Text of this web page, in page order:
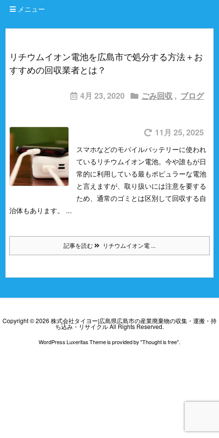
メニュー
リチウムイオン電池を広島市で処分する方法＋お
すすめの回収業者とは？
4月 23, 2020 ごみ回収 , ブログ
11月 25, 2025
スマホなどのモバイルバッテリーに使われ
ているリチウムイオン電池。 今や誰もが日
常的に利用している最もポピュラーな電池
と言えますが、取り扱いには注意を要する
ため、通常のゴミとは区別して回収する自
治体もあります。
...
記事を読む リチウムイオン電 ...
Copyright ©2026 株式会社タイヨー|広島県広島市の産業廃棄物の収集・運搬・持
ち込み・リサイクルAll Rights Reserved.
WordPress Luxeritas Theme is provided by "Thought is free".